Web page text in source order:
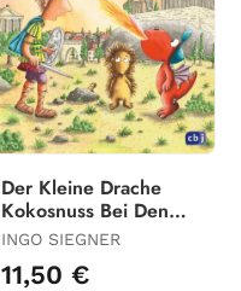
Der Kleine Drache
Kokosnuss Bei Den
Alten Griechen
INGO SIEGNER
11,50 €